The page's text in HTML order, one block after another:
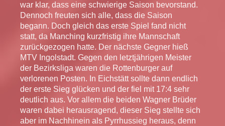
war klar, dass eine schwierige Saison bevorstand.
Dennoch freuten sich alle, dass die Saison
begann. Doch gleich das erste Spiel fand nicht
statt, da Manching kurzfristig ihre Mannschaft
zurückgezogen hatte. Der nächste Gegner hieß
MTV Ingolstadt. Gegen den letztjährigen Meister
der Bezirksliga waren die Rottenburger auf
verlorenen Posten. In Eichstätt sollte dann endlich
der erste Sieg glücken und der fiel mit 17:4 sehr
deutlich aus. Vor allem die beiden Wagner Brüder
waren dabei herausragend, dieser Sieg stellte sich
aber im Nachhinein als Pyrrhussieg heraus, denn